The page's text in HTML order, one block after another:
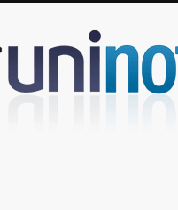
de tu carrera